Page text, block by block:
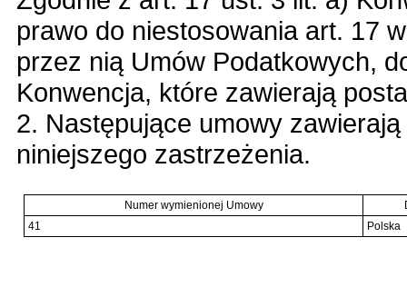
prawo do niestosowania art. 17
przez nią Umów Podatkowych,
Konwencja, które zawierają
2. Następujące umowy
niniejszego zastrzeżenia.
Numer wymienionej Umowy
41
Polska